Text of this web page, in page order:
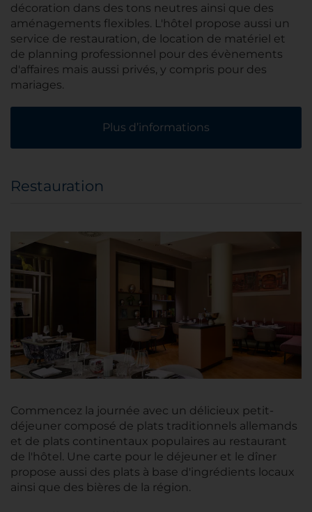
décoration dans des tons neutres ainsi que des
aménagements flexibles. L'hôtel propose aussi un
service de restauration, de location de matériel et
de planning professionnel pour des évènements
d'affaires mais aussi privés, y compris pour des
mariages.
Plus d’informations
Restauration
Commencez la journée avec un délicieux petit-
déjeuner composé de plats traditionnels allemands
et de plats continentaux populaires au restaurant
de l'hôtel. Une carte pour le déjeuner et le dîner
propose aussi des plats à base d'ingrédients locaux
ainsi que des bières de la région.